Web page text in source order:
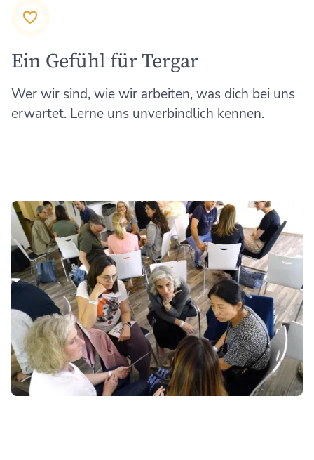
Ein Gefühl für Tergar
Wer wir sind, wie wir arbeiten, was dich bei uns
erwartet. Lerne uns unverbindlich kennen.